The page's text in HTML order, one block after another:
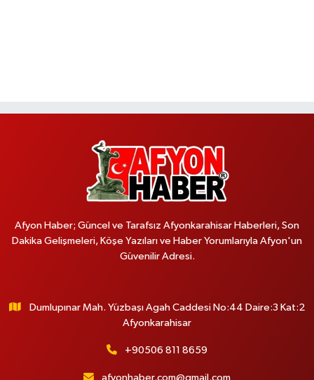
Afyon Haber; Güncel ve Tarafsız Afyonkarahisar Haberleri, Son
Dakika Gelişmeleri, Köşe Yazıları ve Haber Yorumlarıyla Afyon'un
Güvenilir Adresi.
Dumlupınar Mah. Yüzbaşı Agah Caddesi No:44 Daire:3 Kat:2
Afyonkarahisar
+90506 811 8659
afyonhaber.com@gmail.com